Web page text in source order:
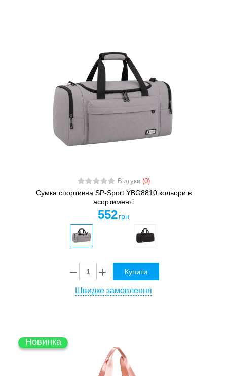
Відгуки (0)
Сумка спортивна SP-Sport YBG8810 кольори в
асортименті
552 грн
Купити
Швидке замовлення
Новинка